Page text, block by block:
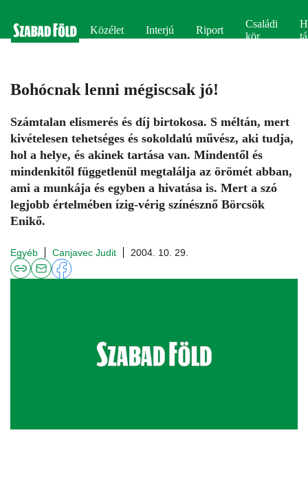
Közélet Interjú Riport
Családi
kör
Bohócnak lenni mégiscsak jó!
Számtalan elismerés és díj birtokosa. S méltán, mert
kivételesen tehetséges és sokoldalú művész, aki tudja,
hol a helye, és akinek tartása van. Mindentől és
mindenkitől függetlenül megtalálja az örömét abban,
ami a munkája és egyben a hivatása is. Mert a szó
legjobb értelmében ízig-vérig színésznő Börcsök
Enikő.
Egyéb Canjavec Judit 2004. 10. 29.